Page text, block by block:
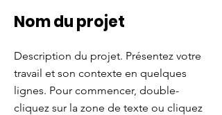
Nom du projet
Description du projet. Présentez votre
travail et son contexte en quelques
lignes. Pour commencer, double-
cliquez sur la zone de texte ou cliquez